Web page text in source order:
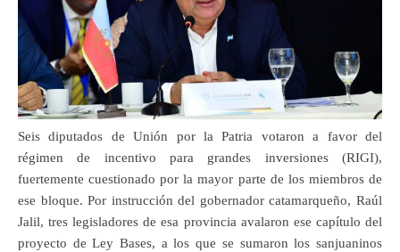
Seis diputados de Unión por la Patria votaron a favor del
régimen de incentivo para grandes inversiones (RIGI),
fuertemente cuestionado por la mayor parte de los miembros de
ese bloque. Por instrucción del gobernador catamarqueño, Raúl
Jalil, tres legisladores de esa provincia avalaron ese capítulo del
proyecto de Ley Bases, a los que se sumaron los sanjuaninos